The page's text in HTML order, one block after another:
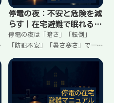
停電の夜：不安と危険を減
らす｜在宅避難で眠れる環
境の作り方
停電の夜は「暗さ」「転倒」
「防犯不安」「暑さ寒さ」で一
定し、明かりの置き方を決め、
スマホ電池を残し、トイレ回数
を減らす工夫で負担を下げる。
家族で落ち着く夜の整え方をま